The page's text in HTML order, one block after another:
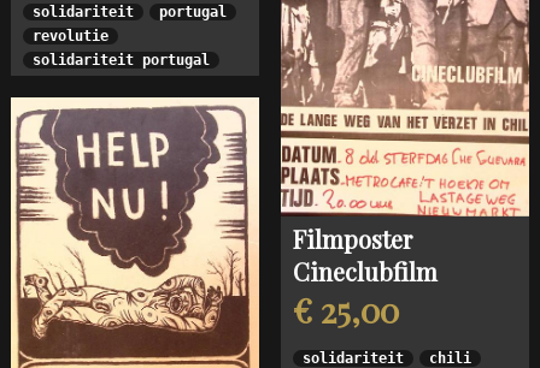
solidariteit
portugal
revolutie
solidariteit portugal
Filmposter
Cineclubfilm
€ 25,00
solidariteit
chili